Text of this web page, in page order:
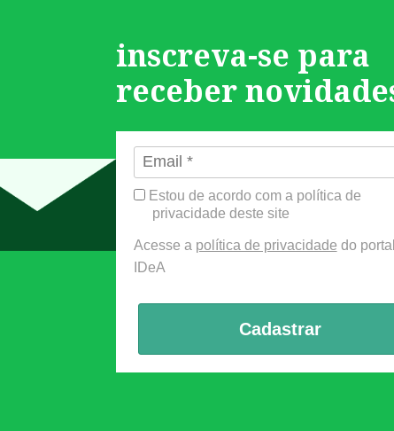
inscreva-se para
receber
Estou de acordo com a política de
privacidade deste site
Acesse a política de privacidade do
IDeA
Cadastrar